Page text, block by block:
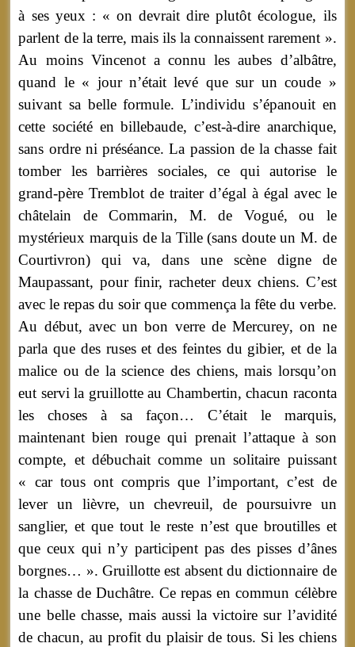
à ses yeux : « on devrait dire plutôt écologue, ils
parlent de la terre, mais ils la connaissent rarement ».
Au moins Vincenot a connu les aubes d’albâtre,
quand le « jour n’était levé que sur un coude »
suivant sa belle formule. L’individu s’épanouit en
cette société en billebaude, c’est-à-dire anarchique,
sans ordre ni préséance. La passion de la chasse fait
tomber les barrières sociales, ce qui autorise le
grand-père Tremblot de traiter d’égal à égal avec le
châtelain de Commarin, M. de Vogué, ou le
mystérieux marquis de la Tille (sans doute un M. de
Courtivron) qui va, dans une scène digne de
Maupassant, pour finir, racheter deux chiens. C’est
avec le repas du soir que commença la fête du verbe.
Au début, avec un bon verre de Mercurey, on ne
parla que des ruses et des feintes du gibier, et de la
malice ou de la science des chiens, mais lorsqu’on
eut servi la gruillotte au Chambertin, chacun raconta
les choses à sa façon… C’était le marquis,
maintenant bien rouge qui prenait l’attaque à son
compte, et débuchait comme un solitaire puissant
« car tous ont compris que l’important, c’est de
lever un lièvre, un chevreuil, de poursuivre un
sanglier, et que tout le reste n’est que broutilles et
que ceux qui n’y participent pas des pisses d’ânes
borgnes… ». Gruillotte est absent du dictionnaire de
la chasse de Duchâtre. Ce repas en commun célèbre
une belle chasse, mais aussi la victoire sur l’avidité
de chacun, au profit du plaisir de tous. Si les chiens